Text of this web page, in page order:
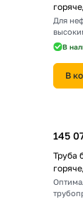
Для
В
В
145
Труба